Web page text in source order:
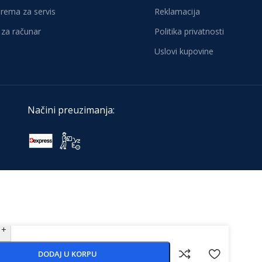
za servis
računar
Reklamacija
Politika privatnosti
Uslovi kupovine
Načini preuzimanja:
+
DODAJ U KORPU